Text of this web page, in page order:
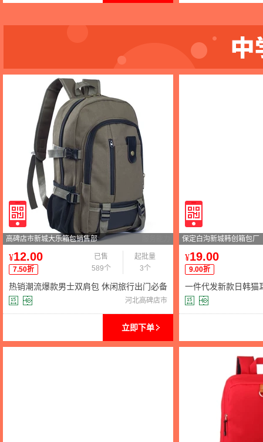
高碑店市新城大乐箱包销售部
¥12.00
7.50折
已售
589个
起批量
3个
热销潮流爆款男士双肩包 休闲旅行出门必备
帆布背包学生书包批发
河北高碑店市
立即下单
保定白沟新城韩创箱包厂
¥19.00
9.00折
一件代发新款日韩猫
容量学生书包电脑包